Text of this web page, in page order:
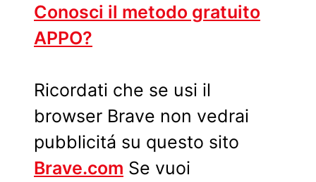
Conosci il metodo gratuito
APPO?
Ricordati che se usi il
browser Brave non vedrai
pubblicitá su questo sito
Brave.com Se vuoi